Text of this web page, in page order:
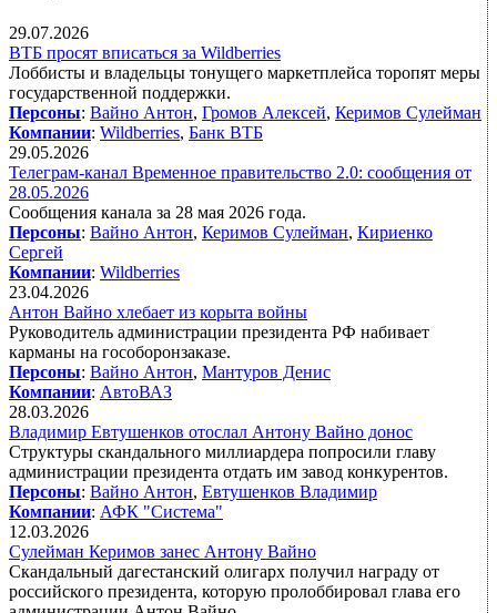
29.07.2026
ВТБ просят вписаться за Wildberries
Лоббисты и владельцы тонущего маркетплейса торопят меры
государственной поддержки.
Персоны: Вайно Антон, Громов Алексей, Керимов Сулейман
Компании: Wildberries, Банк ВТБ
29.05.2026
Телеграм-канал Временное правительство 2.0: сообщения от
28.05.2026
Сообщения канала за 28 мая 2026 года.
Персоны: Вайно Антон, Керимов Сулейман, Кириенко
Сергей
Компании: Wildberries
23.04.2026
Антон Вайно хлебает из корыта войны
Руководитель администрации президента РФ набивает
карманы на гособоронзаказе.
Персоны: Вайно Антон, Мантуров Денис
Компании: АвтоВАЗ
28.03.2026
Владимир Евтушенков отослал Антону Вайно донос
Структуры скандального миллиардера попросили главу
администрации президента отдать им завод конкурентов.
Персоны: Вайно Антон, Евтушенков Владимир
Компании: АФК "Система"
12.03.2026
Сулейман Керимов занес Антону Вайно
Скандальный дагестанский олигарх получил награду от
российского президента, которую пролоббировал глава его